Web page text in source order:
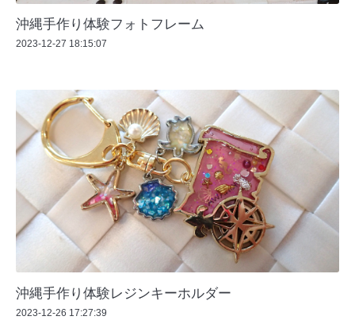
沖縄手作り体験フォトフレーム
2023-12-27 18:15:07
沖縄手作り体験レジンキーホルダー
2023-12-26 17:27:39